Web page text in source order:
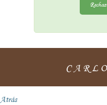
Atrás